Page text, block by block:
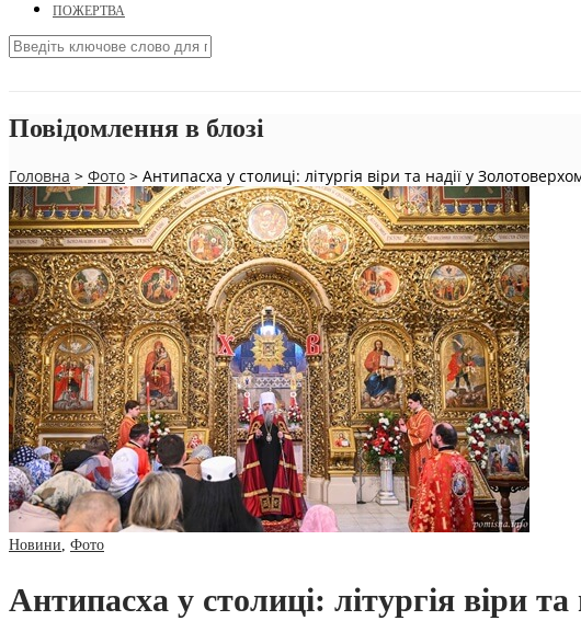
ПОЖЕРТВА
Повідомлення в блозі
Головна > Фото > Антипасха у столиці: літургія віри та надії у
Новини Фото
Антипасха у столиці: літургія віри та